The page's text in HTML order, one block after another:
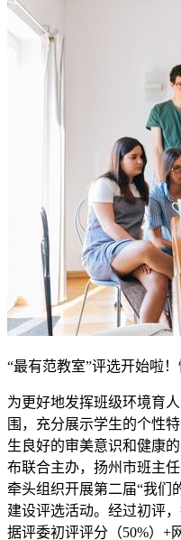
“最有范教室”评选开始啦！
为更好地发挥班级环境育
围，充分展示学生的个性
生良好的审美意识和健康
布联合主办，扬州市班主
牵头组织开展第二届“我
建设评选活动。经过初评
据评委初评评分（50%）+